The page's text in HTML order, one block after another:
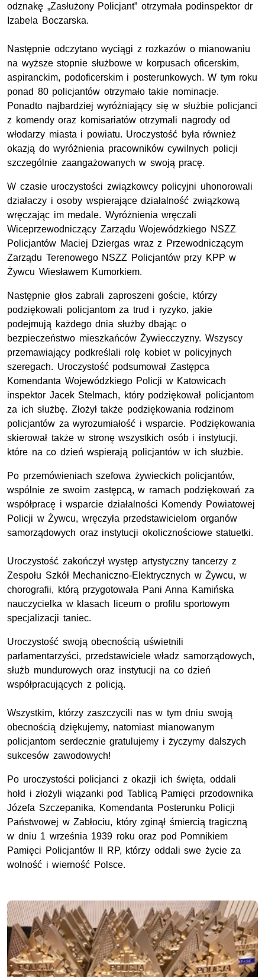
odznakę „Zasłużony Policjant” otrzymała podinspektor dr
Izabela Boczarska.
Następnie odczytano wyciągi z rozkazów o mianowaniu
na wyższe stopnie służbowe w korpusach oficerskim,
aspiranckim, podoficerskim i posterunkowych. W tym roku
ponad 80 policjantów otrzymało takie nominacje.
Ponadto najbardziej wyróżniający się w służbie policjanci
z komendy oraz komisariatów otrzymali nagrody od
włodarzy miasta i powiatu. Uroczystość była również
okazją do wyróżnienia pracowników cywilnych policji
szczególnie zaangażowanych w swoją pracę.
W czasie uroczystości związkowcy policyjni uhonorowali
działaczy i osoby wspierające działalność związkową
wręczając im medale. Wyróżnienia wręczali
Wiceprzewodniczący Zarządu Wojewódzkiego NSZZ
Policjantów Maciej Dziergas wraz z Przewodniczącym
Zarządu Terenowego NSZZ Policjantów przy KPP w
Żywcu Wiesławem Kumorkiem.
Następnie głos zabrali zaproszeni goście, którzy
podziękowali policjantom za trud i ryzyko, jakie
podejmują każdego dnia służby dbając o
bezpieczeństwo mieszkańców Żywiecczyzny. Wszyscy
przemawiający podkreślali rolę kobiet w policyjnych
szeregach. Uroczystość podsumował Zastępca
Komendanta Wojewódzkiego Policji w Katowicach
inspektor Jacek Stelmach, który podziękował policjantom
za ich służbę. Złożył także podziękowania rodzinom
policjantów za wyrozumiałość i wsparcie. Podziękowania
skierował także w stronę wszystkich osób i instytucji,
które na co dzień wspierają policjantów w ich służbie.
Po przemówieniach szefowa żywieckich policjantów,
wspólnie ze swoim zastępcą, w ramach podziękowań za
współpracę i wsparcie działalności Komendy Powiatowej
Policji w Żywcu, wręczyła przedstawicielom organów
samorządowych oraz instytucji okolicznościowe statuetki.
Uroczystość zakończył występ artystyczny tancerzy z
Zespołu Szkół Mechaniczno-Elektrycznych w Żywcu, w
chorografii, którą przygotowała Pani Anna Kamińska
nauczycielka w klasach liceum o profilu sportowym
specjalizacji taniec.
Uroczystość swoją obecnością uświetnili
parlamentarzyści, przedstawiciele władz samorządowych,
służb mundurowych oraz instytucji na co dzień
współpracujących z policją.
Wszystkim, którzy zaszczycili nas w tym dniu swoją
obecnością dziękujemy, natomiast mianowanym
policjantom serdecznie gratulujemy i życzymy dalszych
sukcesów zawodowych!
Po uroczystości policjanci z okazji ich święta, oddali
hołd i złożyli wiązanki pod Tablicą Pamięci przodownika
Józefa Szczepanika, Komendanta Posterunku Policji
Państwowej w Zabłociu, który zginął śmiercią tragiczną
w dniu 1 września 1939 roku oraz pod Pomnikiem
Pamięci Policjantów II RP, którzy oddali swe życie za
wolność i wierność Polsce.